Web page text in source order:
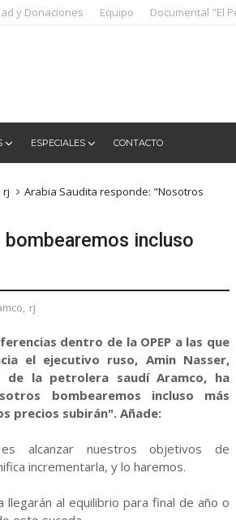
y Donaciones Equipo Documental "El
ESPECIALES CONTACTO
rj
Arabia Saudita responde: "Nosotros
incluso
, rj
dentro de la OPEP a las que
el ejecutivo ruso, Amin Nasser,
de la petrolera saudí Aramco, ha
bombearemos incluso más
precios subirán". Añade:
alcanzar nuestros objetivos de
incrementarla, y lo haremos.
llegarán al equilibrio para final de año o